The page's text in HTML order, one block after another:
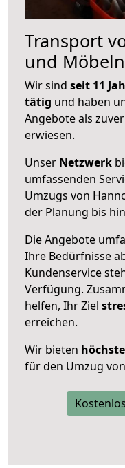
Transport
und
Wir sind seit 11
tätig und haben
Angebote als
erwiesen.
Unser Netzwerk
umfassenden
Umzugs von
der Planung bis
Die Angebote
Ihre Bedürfnisse
Kundenservice
Verfügung.
helfen, Ihr Ziel
erreichen.
Wir bieten
für den Umzug